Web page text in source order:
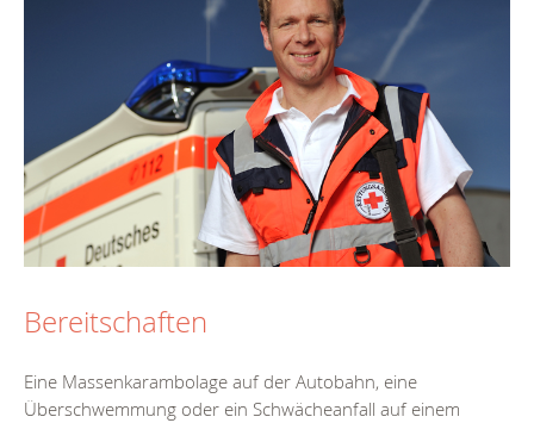
Bereitschaften
Eine Massenkarambolage auf der Autobahn, eine
Überschwemmung oder ein Schwächeanfall auf einem